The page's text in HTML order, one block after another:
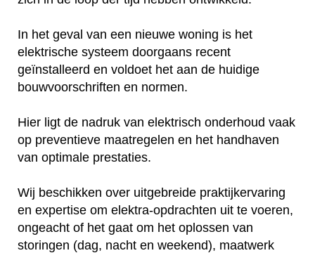
In het geval van een nieuwe woning is het
elektrische systeem doorgaans recent
geïnstalleerd en voldoet het aan de huidige
bouwvoorschriften en normen.
Hier ligt de nadruk van elektrisch onderhoud vaak
op preventieve maatregelen en het handhaven
van optimale prestaties.
Wij beschikken over uitgebreide praktijkervaring
en expertise om elektra-opdrachten uit te voeren,
ongeacht of het gaat om het oplossen van
storingen (dag, nacht en weekend), maatwerk